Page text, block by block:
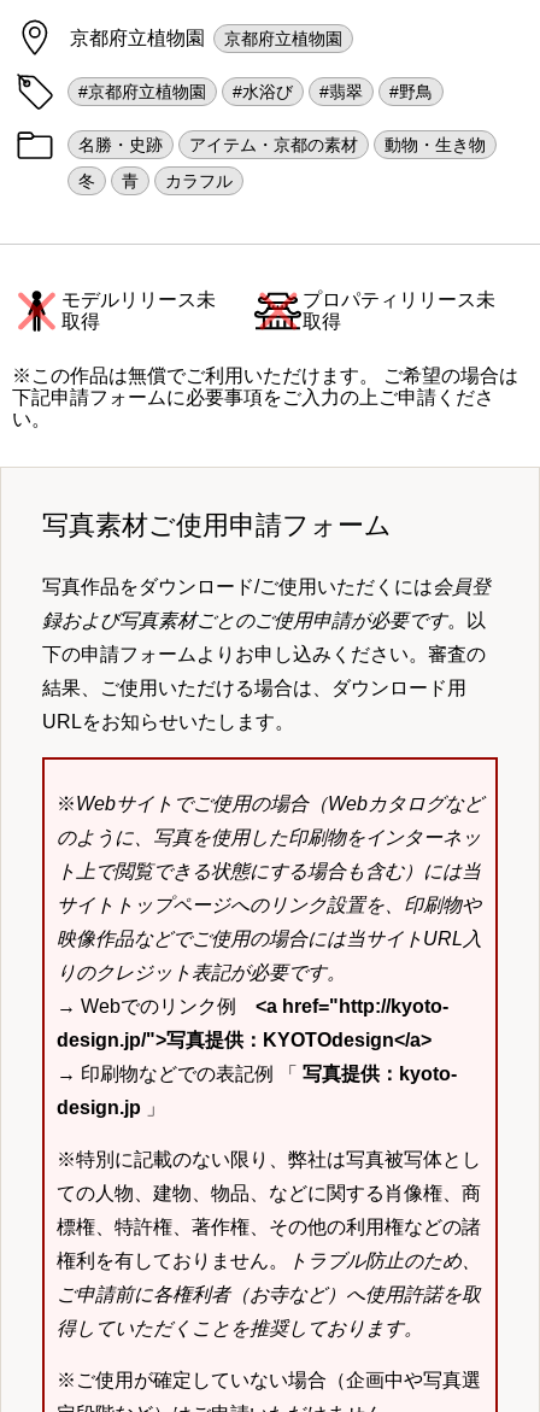
京都府立植物園 京都府立植物園
#京都府立植物園 #水浴び #翡翠 #野鳥
名勝・史跡 アイテム・京都の素材
動物・生き物
冬
青 カラフル
モデルリリース未
取得
プロパティリリース未
取得
※この作品は無償でご利用いただけます。 ご希望の場合は
下記申請フォームに必要事項をご入力の上ご申請くださ
い。
写真素材ご使用申請フォーム
写真作品をダウンロード/ご使用いただくには会員登
録および写真素材ごとのご使用申請が必要です。以
下の申請フォームよりお申し込みください。審査の
結果、ご使用いただける場合は、ダウンロード用
URLをお知らせいたします。
※Webサイトでご使用の場合（Webカタログなど
のように、写真を使用した印刷物をインターネッ
ト上で閲覧できる状態にする場合も含む）には当
サイトトップページへのリンク設置を、印刷物や
映像作品などでご使用の場合には当サイトURL入
りのクレジット表記が必要です。
→ Webでのリンク例 <a href="http://kyoto-
design.jp/">写真提供：KYOTOdesign</a>
→ 印刷物などでの表記例 「 写真提供：kyoto-
design.jp 」
※特別に記載のない限り、弊社は写真被写体とし
ての人物、建物、物品、などに関する肖像権、商
標権、特許権、著作権、その他の利用権などの諸
権利を有しておりません。
トラブル防止のため、
ご申請前に各権利者（お寺など）へ使用許諾を取
得していただくことを推奨しております。
※ご使用が確定していない場合（企画中や写真選